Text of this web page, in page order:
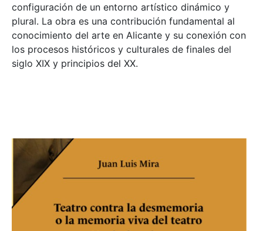
configuración de un entorno artístico dinámico y
plural. La obra es una contribución fundamental al
conocimiento del arte en Alicante y su conexión con
los procesos históricos y culturales de finales del
siglo XIX y principios del XX.